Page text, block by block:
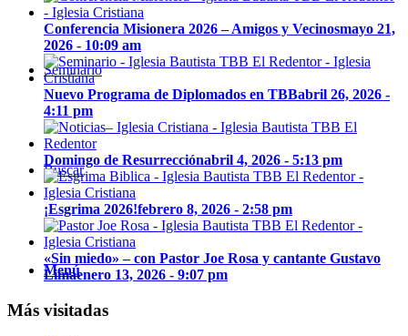
Seminario
Buscar
Menú
Conferencia Misionera 2026 – Amigos y Vecinosmayo 21,
2026 - 10:09 am
Nuevo Programa de Diplomados en TBBabril 26, 2026 -
4:11 pm
Domingo de Resurrecciónabril 4, 2026 - 5:13 pm
¡Esgrima 2026!febrero 8, 2026 - 2:58 pm
«Sin miedo» – con Pastor Joe Rosa y cantante Gustavo
Limaenero 13, 2026 - 9:07 pm
Más visitadas